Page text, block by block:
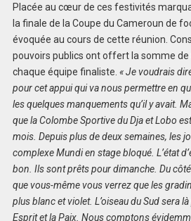
Placée au cœur de ces festivités
la finale de la Coupe du Cameroun de
évoquée au cours de cette réunion.
pouvoirs publics ont offert la somme de
chaque équipe finaliste. « Je voudrais
pour cet appui qui va nous permettre en
les quelques manquements qu’il y avait.
que la Colombe Sportive du Dja et Lobo
mois. Depuis plus de deux semaines, les
complexe Mundi en stage bloqué. L’état
bon. Ils sont prêts pour dimanche. Du
que vous-même vous verrez que les
plus blanc et violet. L’oiseau du Sud sera
Esprit et la Paix. Nous comptons